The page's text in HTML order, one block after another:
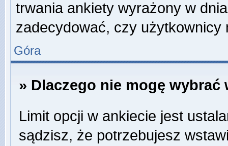
trwania ankiety wyrażony w
zadecydować, czy użytkownicy
Góra
» Dlaczego nie mogę wybrać
Limit opcji w ankiecie jest
sądzisz, że potrzebujesz